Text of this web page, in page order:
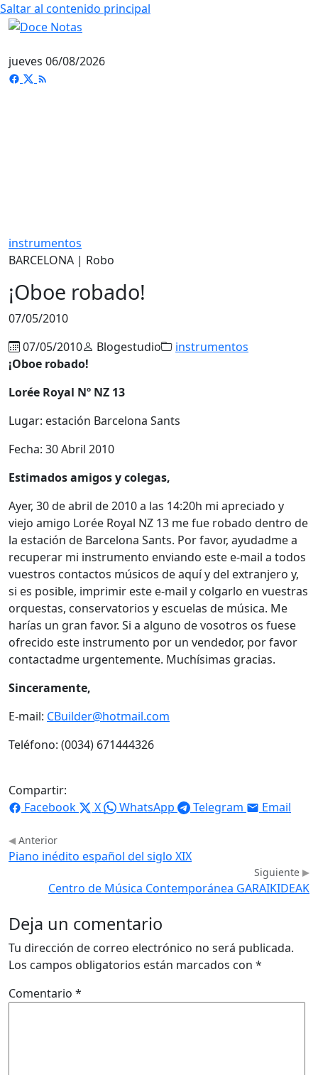
Saltar al contenido principal
jueves 06/08/2026
instrumentos
BARCELONA | Robo
¡Oboe robado!
07/05/2010
07/05/2010
Blogestudio
instrumentos
¡Oboe robado!
Lorée Royal Nº NZ 13
Lugar: estación Barcelona Sants
Fecha: 30 Abril 2010
Estimados amigos y colegas,
Ayer, 30 de abril de 2010 a las 14:20h mi apreciado y
viejo amigo Lorée Royal NZ 13 me fue robado dentro de
la estación de Barcelona Sants. Por favor, ayudadme a
recuperar mi instrumento enviando este e-mail a todos
vuestros contactos músicos de aquí y del extranjero y,
si es posible, imprimir este e-mail y colgarlo en vuestras
orquestas, conservatorios y escuelas de música. Me
harías un gran favor. Si a alguno de vosotros os fuese
ofrecido este instrumento por un vendedor, por favor
contactadme urgentemente. Muchísimas gracias.
Sinceramente,
E-mail: CBuilder@hotmail.com
Teléfono: (0034) 671444326
Compartir:
Facebook
X WhatsApp Telegram Email
Anterior
Piano inédito español del siglo XIX
Siguiente
Centro de Música Contemporánea GARAIKIDEAK
Deja un comentario
Tu dirección de correo electrónico no será publicada.
Los campos obligatorios están marcados con *
Comentario *